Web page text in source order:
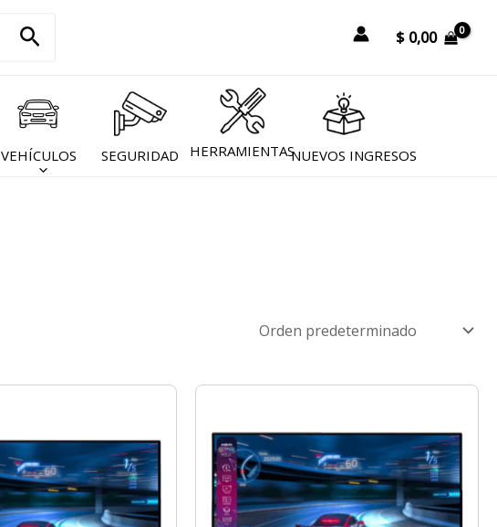
Buscar $0,00
VEHÍCULOS SEGURIDAD HERRAMIENTASNUEVOS INGRESOS